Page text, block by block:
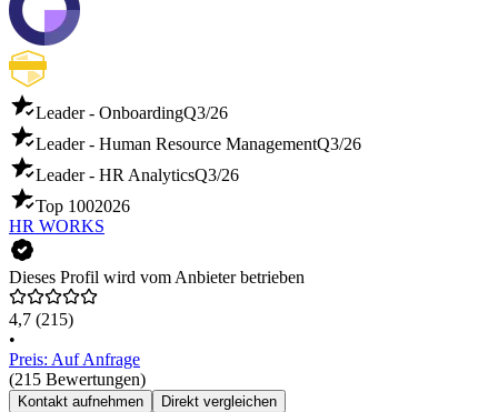
Leader - OnboardingQ3/26
Leader - Human Resource ManagementQ3/26
Leader - HR AnalyticsQ3/26
Top 1002026
HR WORKS
Dieses Profil wird vom Anbieter betrieben
4,7 (215)
•
Preis: Auf Anfrage
(215 Bewertungen)
Kontakt aufnehmen Direkt vergleichen